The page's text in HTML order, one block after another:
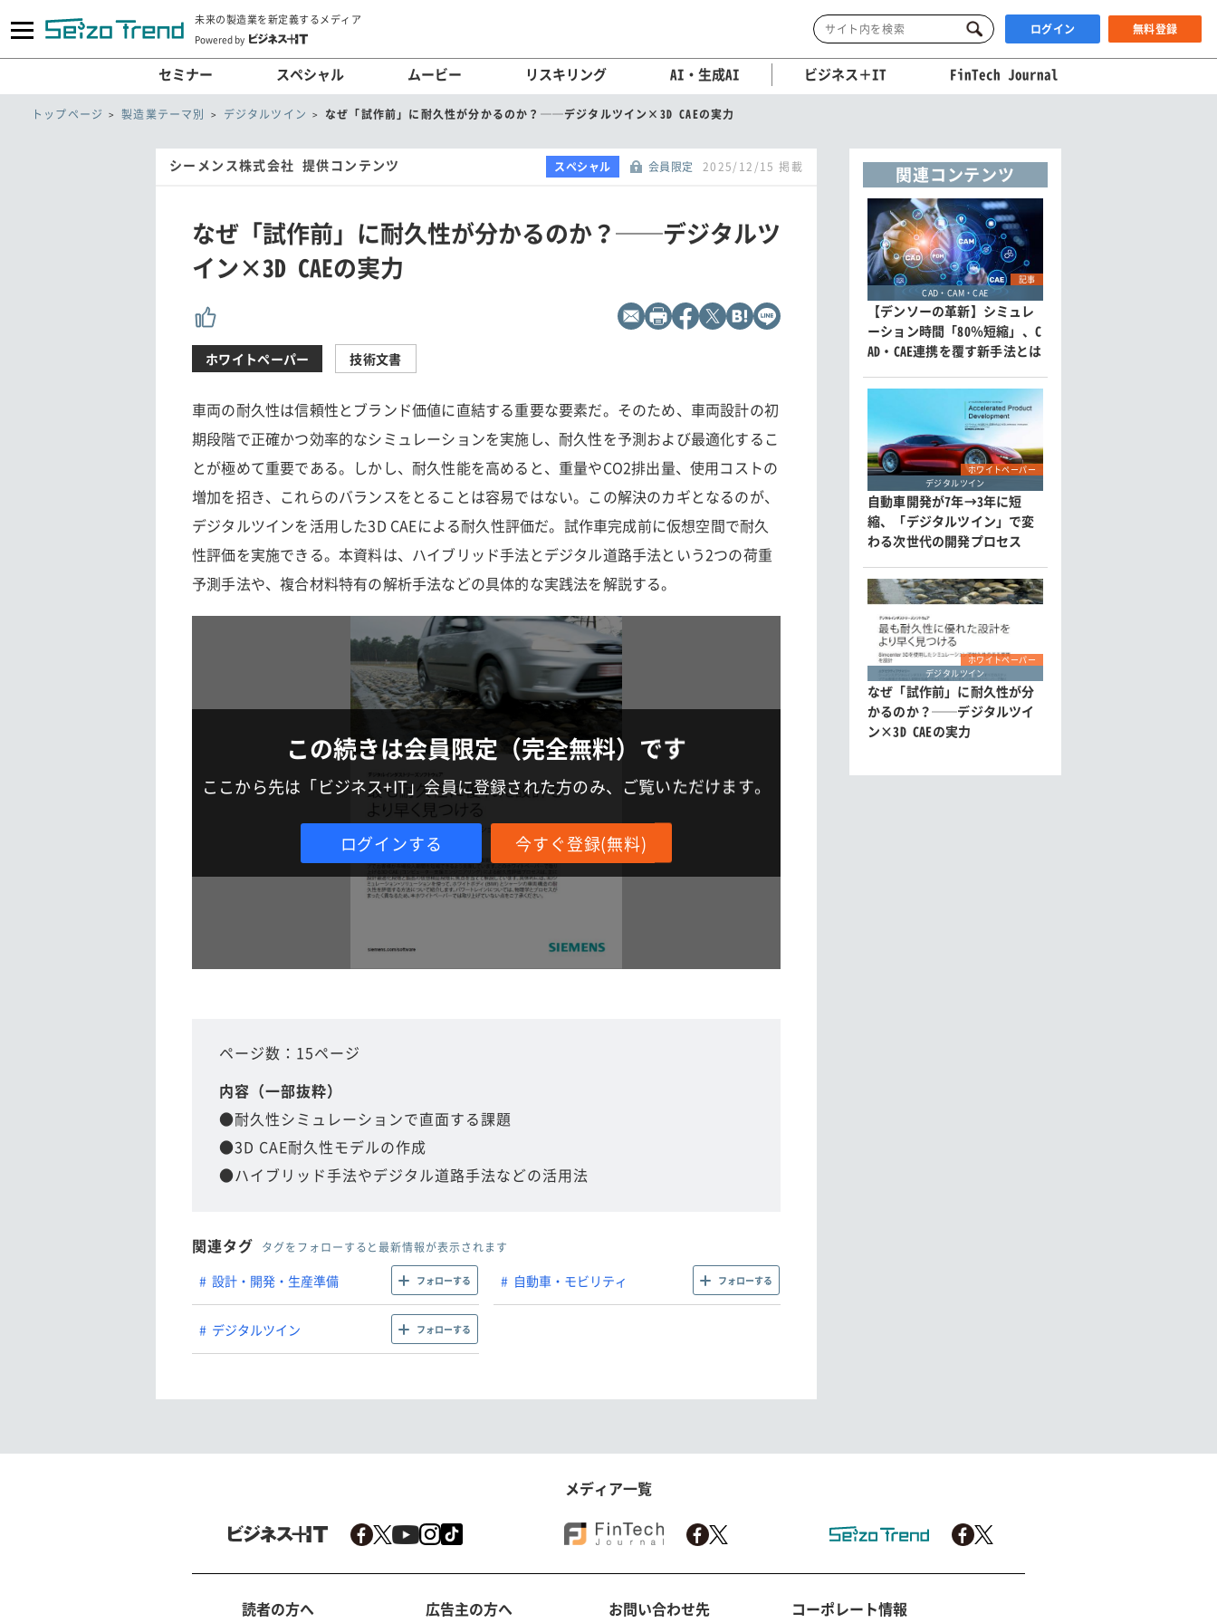
未来の製造業を新定義するメディア
Powered by
ログイン 無料登録
セミナー スペシャル ムービー リスキリング AI・生成AI ビジネス＋IT FinTech Journal
トップページ 製造業テーマ別 デジタルツイン なぜ「試作前」に耐久性が分かるのか？──デジタルツイン×3D CAEの実力
シーメンス株式会社 提供コンテンツ スペシャル 会員限定 2025/12/15 掲載
なぜ「試作前」に耐久性が分かるのか？──デジタルツ
イン×3D CAEの実力
ホワイトペーパー 技術文書
車両の耐久性は信頼性とブランド価値に直結する重要な要素だ。そのため、車両設計の初
期段階で正確かつ効率的なシミュレーションを実施し、耐久性を予測および最適化するこ
とが極めて重要である。しかし、耐久性能を高めると、重量やCO2排出量、使用コストの
増加を招き、これらのバランスをとることは容易ではない。この解決のカギとなるのが、
デジタルツインを活用した3D CAEによる耐久性評価だ。試作車完成前に仮想空間で耐久
性評価を実施できる。本資料は、ハイブリッド手法とデジタル道路手法という2つの荷重
予測手法や、複合材料特有の解析手法などの具体的な実践法を解説する。
この続きは会員限定（完全無料）です
ここから先は「ビジネス+IT」会員に登録された方のみ、ご覧いただけます。
ログインする 今すぐ登録(無料)
ページ数：15ページ
内容（一部抜粋）
●耐久性シミュレーションで直面する課題
●3D CAE耐久性モデルの作成
●ハイブリッド手法やデジタル道路手法などの活用法
関連タグ タグをフォローすると最新情報が表示されます
設計・開発・生産準備 フォローする 自動車・モビリティ フォローする
デジタルツイン フォローする
関連コンテンツ
記事
CAD・CAM・CAE
【デンソーの革新】シミュレ
ーション時間「80％短縮」、C
AD・CAE連携を覆す新手法とは
ホワイトペーパー
デジタルツイン
自動車開発が7年→3年に短
縮、「デジタルツイン」で変
わる次世代の開発プロセス
ホワイトペーパー
デジタルツイン
なぜ「試作前」に耐久性が分
かるのか？──デジタルツイ
ン×3D CAEの実力
メディア一覧
読者の方へ 広告主の方へ お問い合わせ先 コーポレート情報